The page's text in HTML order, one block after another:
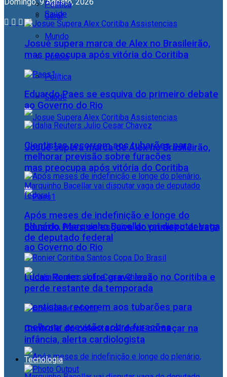
Geral
Mundo
Polícia
Política
Saúde
Josué supera marca de Alex no Brasileirão,
mas preocupa após vitória do Coritiba
Eduardo Paes se esquiva do primeiro debate
ao Governo do Rio
Cientistas recorrem aos tubarões para
melhorar previsão sobre furacões
Política
Saúde
Josué supera marca de Alex no Brasileirão,
mas preocupa após vitória do Coritiba
Eduardo Paes se esquiva do primeiro debate
ao Governo do Rio
Cientistas recorrem aos tubarões para
melhorar previsão sobre furacões
Após meses de indefinição e longe do
plenário, Marquinho Bacellar vai disputar vaga
de deputado federal
Lucas Ronier sofre grave lesão no Coritiba e
perde restante da temporada
Controle do colesterol deve começar na
infância, alerta cardiologista
Tecnologia